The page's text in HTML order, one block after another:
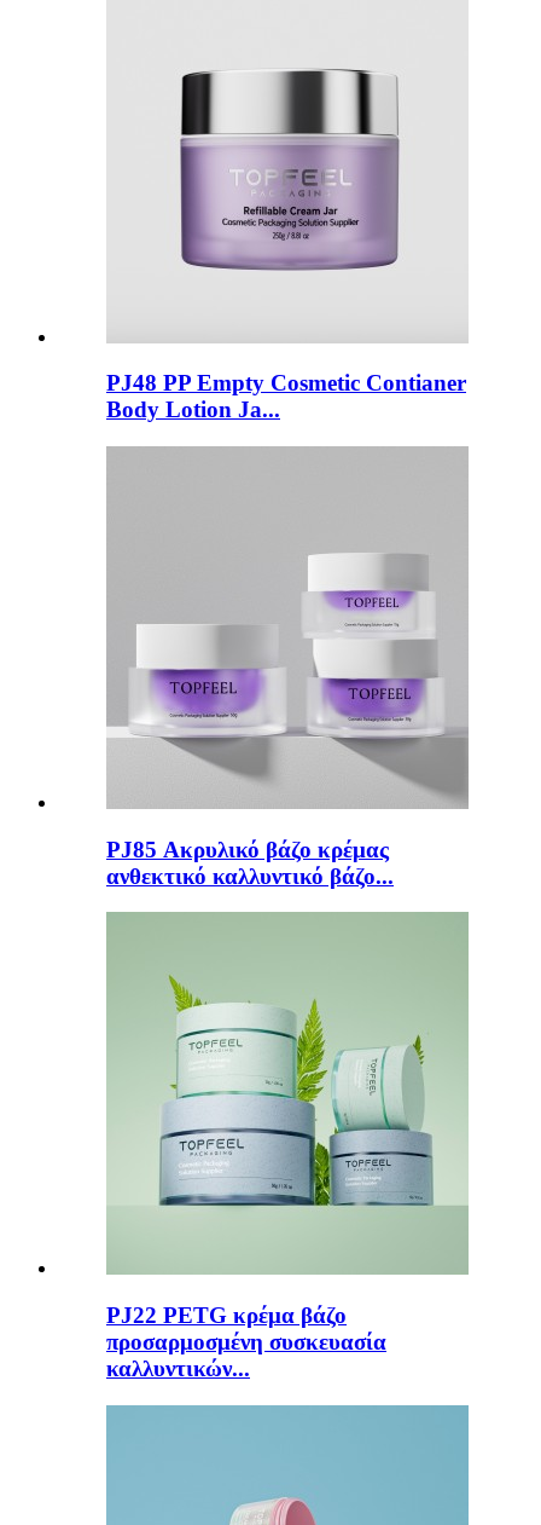
PJ48 PP Empty Cosmetic Contianer
Body Lotion Ja...
PJ85 Ακρυλικό βάζο κρέμας
ανθεκτικό καλλυντικό βάζο...
PJ22 PETG κρέμα βάζο
προσαρμοσμένη συσκευασία
καλλυντικών...